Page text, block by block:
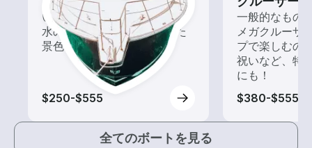
いろんな再発見があるかも!?
水の上から眺める一味違った
景色を楽しもう！
$250-$555
一般的なもの
メガクルーザ
プで楽しむの
祝いなど、特
にも！
$380-$555
全てのボートを見る